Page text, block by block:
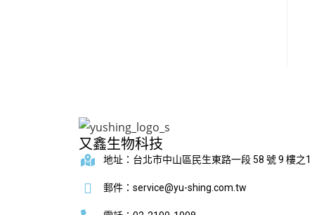
又鑫生物科技
地址：台北市中山區民生東路一段 58 號 9 樓之1
郵件：service@yu-shing.com.tw